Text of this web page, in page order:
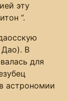
эту
”.
Дао). В
для
астрономии